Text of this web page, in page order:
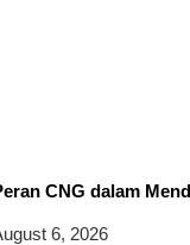
CNG dalam
6, 2026